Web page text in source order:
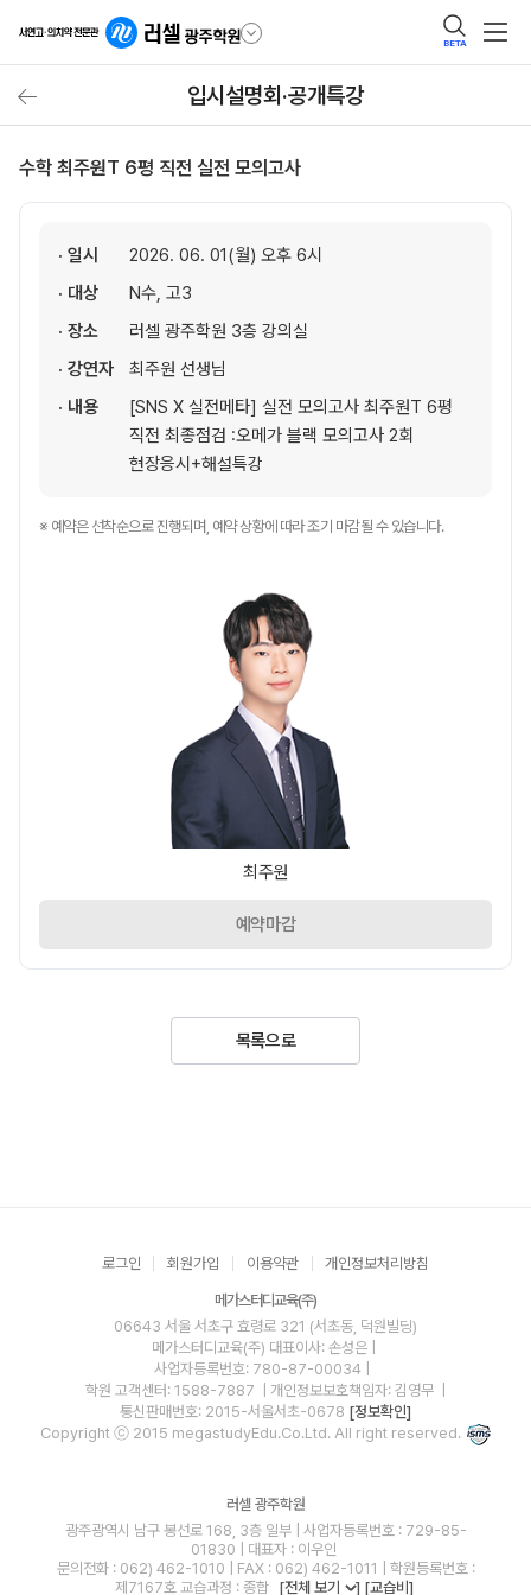
BETA
입시설명회·공개특강
수학 최주원T 6평 직전 실전 모의고사
· 일시
2026. 06. 01(월) 오후 6시
· 대상
N수, 고3
· 장소
러셀 광주학원 3층 강의실
· 강연자
최주원 선생님
· 내용
[SNS X 실전메타] 실전 모의고사 최주원T 6평
직전 최종점검 :오메가 블랙 모의고사 2회
현장응시+해설특강
※ 예약은 선착순으로 진행되며, 예약 상황에 따라 조기 마감될 수 있습니다.
최주원
예약마감
목록으로
로그인 회원가입 이용약관 개인정보처리방침
메가스터디교육(주)
06643 서울 서초구 효령로 321 (서초동, 덕원빌딩)
메가스터디교육(주) 대표이사: 손성은 |
사업자등록번호: 780-87-00034
학원 고객센터: 1588-7887
| 개인정보보호책임자: 김영무
통신판매번호: 2015-서울서초-0678 [정보확인]
Copyright ⓒ 2015 megastudyEdu.Co.Ltd. All right reserved.
러셀 광주학원
광주광역시 남구 봉선로 168, 3층 일부 | 사업자등록번호 : 729-85-
01830 | 대표자 : 이우인
문의전화 : 062) 462-1010 | FAX : 062) 462-1011 | 학원등록번호 :
제7167호 교습과정 : 종합
[전체 보기 ] [교습비]